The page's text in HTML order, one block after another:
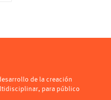
de la creación
para público